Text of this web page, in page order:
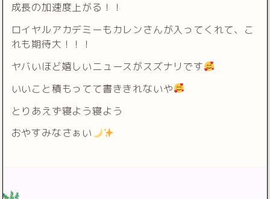
成長の加速度上がる！！
ロイヤルアカデミーもカレンさんが入ってくれて、こ
れも期待大！！！
ヤバいほど嬉しいニュースがスズナリです
いいこと積もってて書ききれないや
とりあえず寝よう寝よう
おやすみなさぁい